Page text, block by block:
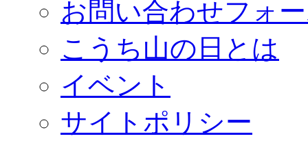
お問い合わせフォ
こうち山の日とは
イベント
サイトポリシー